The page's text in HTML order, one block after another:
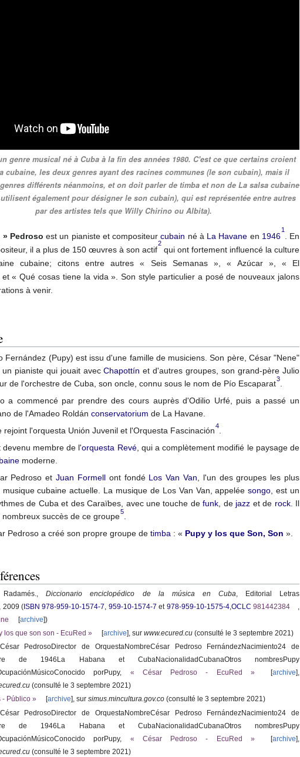
genre musical né à Cuba à la fin des années 1980. C'est ce que certains croient
cubaine, les deux genres ayant des racines communes (le son cubain), mais il
différents néanmoins, et on doit parler de timba et non de La salsa cubaine
également pour désigner le son cubain), qui est représentée entre autres
par des artistes tels que Willy Chirino ou Albita).
» Pedroso est un pianiste et compositeur cubain né à La Havane en 1946
1
. En
il a plus de 150 œuvres à son actif
2
qui ont fortement influencé la culture
cubaine; citons entre autres « Seis Semanas », « Azúcar », « El
« Qué cosas tiene la vida ». Son style particulier a posé de nouveaux jalons
à venir.
Fernández (Pupy) est issu d'une famille de musiciens. Son père, César "Nene"
un pianiste qui jouait avec Chapottín et d'autres groupes, son grand-père Julio
de l'orchestre de Cuba, son oncle, connu sous le nom de Pío Escaparat3
a commencé par prendre des cours auprès d'Odilio Urfé, puis a passé un
de l'Amadeo Roldán conservatorium de La Havane.
rejoint l'orquesta Unión Juvenil et l'Orquesta Fascinación4
devenu membre de l'orquesta Revé, qui a complètement modifié le paysage de
moderne.
Pedroso et Juan Formell ont fondé Los Van Van , l'un des groupes les plus
cubaine actuelle. La musique de Los Van Van, appelée songo , est un
de Cuba et des Caraïbes, avec une touche de funk , de jazz et de rock. Il
succès de ce groupe5
Pedroso a créé son propre groupe de timba : « Pupy y los que Son, Son ».
Radamés. Diccionario enciclopédico de la música en Cuba , Editorial Letras
2009 (ISBN 978-959-10-1574-7 959-10-1574-7 et 978-959-10-1575-4, OCLC 981442384
[archive])
los que son son - EcuRed » [archive], sur www.ecured.cu (consulté le 3 septembre 2021)
César PedrosoDirector de OrquestaNombreCésar Pedroso FernándezNacimiento24 de
de 1946La
Habana
et CubaNacionalidadCubanaOtros nombresPupy
porPupy, « César Pedroso - EcuRed » [archive],
(consulté le 3 septembre 2021)
- Público » [archive], sur simus.mincultura.gov.co (consulté le 3 septembre 2021)
César PedrosoDirector de OrquestaNombreCésar Pedroso FernándezNacimiento24 de
de 1946La
Habana
et CubaNacionalidadCubanaOtros nombresPupy
porPupy, « César Pedroso - EcuRed » [archive]
(consulté le 3 septembre 2021)